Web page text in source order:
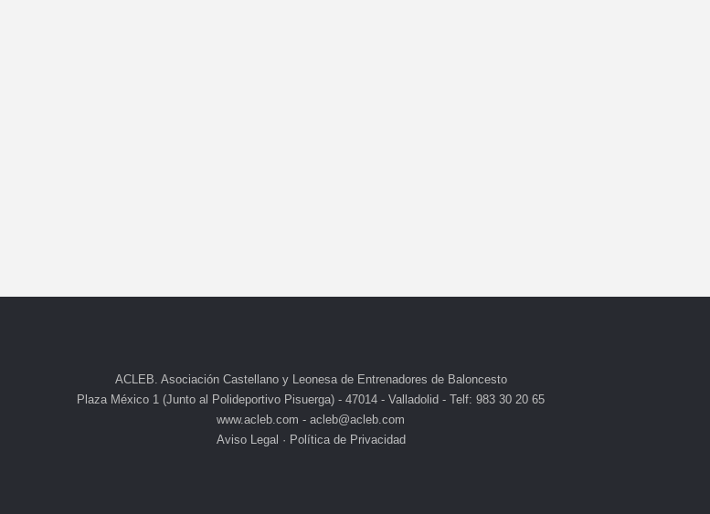
ACLEB. Asociación Castellano y Leonesa de Entrenadores de Baloncesto
Plaza México 1 (Junto al Polideportivo Pisuerga) - 47014 - Valladolid - Telf: 983 30 20 65
www.acleb.com - acleb@acleb.com
Aviso Legal · Política de Privacidad